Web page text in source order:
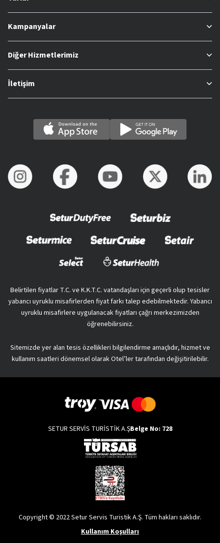
Kampanyalar
Diğer Hizmetlerimiz
İletişim
Belirtilen fiyatlar T.C. ve K.K.T.C. vatandaşları için geçerli olup tesisler
yabancı uyruklu misafirlerden fiyat farkı talep edebilmektedir. Yabancı
uyruklu misafirlere uygulanacak fiyatları çağrı merkezimizden
öğrenebilirsiniz.
Sitemizde yer alan tesis özellikleri bilgilendirme amaçlıdır, hizmet ve
kullanım saatleri dönemsel olarak Otel’ler tarafından değişitirilebilir.
SETUR SERVİS TURİSTİK A.ŞBelge No: 728
Copyright © 2022 Setur Servis Turistik A.Ş. Tüm hakları saklıdır.
Kullanım Koşulları